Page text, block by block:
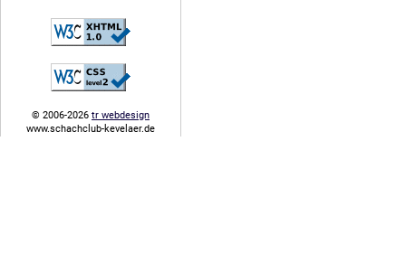
© 2006-2026 tr webdesign
www.schachclub-kevelaer.de